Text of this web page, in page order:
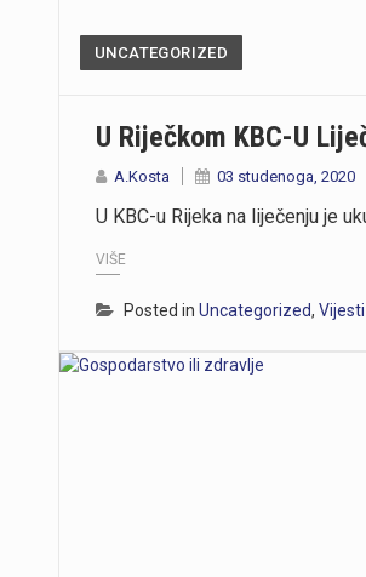
UNCATEGORIZED
U Riječkom KBC-U
A.Kosta 03 studenoga, 2020
U KBC-u Rijeka na liječenju je
VIŠE
Posted in Uncategorized, Vijesti